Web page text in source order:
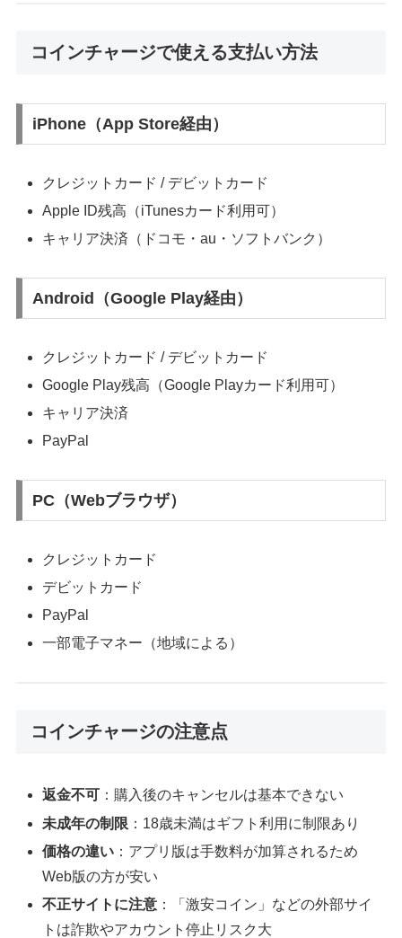
コインチャージで使える支払い方法
iPhone（App Store経由）
クレジットカード / デビットカード
Apple ID残高（iTunesカード利用可）
キャリア決済（ドコモ・au・ソフトバンク）
Android（Google Play経由）
クレジットカード / デビットカード
Google Play残高（Google Playカード利用可）
キャリア決済
PayPal
PC（Webブラウザ）
クレジットカード
デビットカード
PayPal
一部電子マネー（地域による）
コインチャージの注意点
返金不可 ：購入後のキャンセルは基本できない
未成年の制限 ：18歳未満はギフト利用に制限あり
価格の違い ：アプリ版は手数料が加算されるため
Web版の方が安い
不正サイトに注意 ：「激安コイン」などの外部サイ
トは詐欺やアカウント停止リスク大